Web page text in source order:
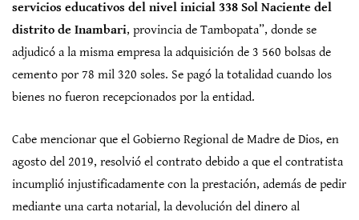
servicios educativos del nivel inicial 338 Sol Naciente del
distrito de Inambari, provincia de Tambopata”, donde se
adjudicó a la misma empresa la adquisición de 3 560 bolsas de
cemento por 78 mil 320 soles. Se pagó la totalidad cuando los
bienes no fueron recepcionados por la entidad.
Cabe mencionar que el Gobierno Regional de Madre de Dios, en
agosto del 2019, resolvió el contrato debido a que el contratista
incumplió injustificadamente con la prestación, además de pedir
mediante una carta notarial, la devolución del dinero al